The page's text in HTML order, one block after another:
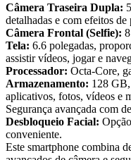
Câmera Traseira Dupla:
detalhadas e com efeitos
Câmera Frontal (Selfie):
Tela: 6.6 polegadas,
assistir vídeos, jogar e
Processador: Octa-Core,
Armazenamento: 128 GB,
aplicativos, fotos, vídeos e
Segurança avançada com
Desbloqueio Facial:
conveniente.
Este smartphone combina